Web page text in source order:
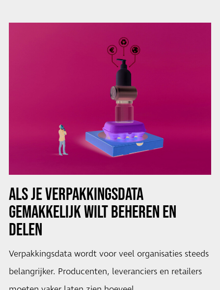
ALS JE VERPAKKINGSDATA
GEMAKKELIJK WILT BEHEREN EN
DELEN
Verpakkingsdata wordt voor veel organisaties steeds
belangrijker. Producenten, leveranciers en retailers